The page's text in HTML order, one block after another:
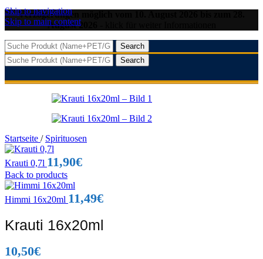
Skip to navigation
Skip to main content
Verzögerungen möglich vom 10. August 2026 bis zum 28.
August 2026
Search
Search
Startseite / Spirituosen
Krauti 0,7l 11,90€
Back to products
Himmi 16x20ml 11,49€
Krauti 16x20ml
10,50€